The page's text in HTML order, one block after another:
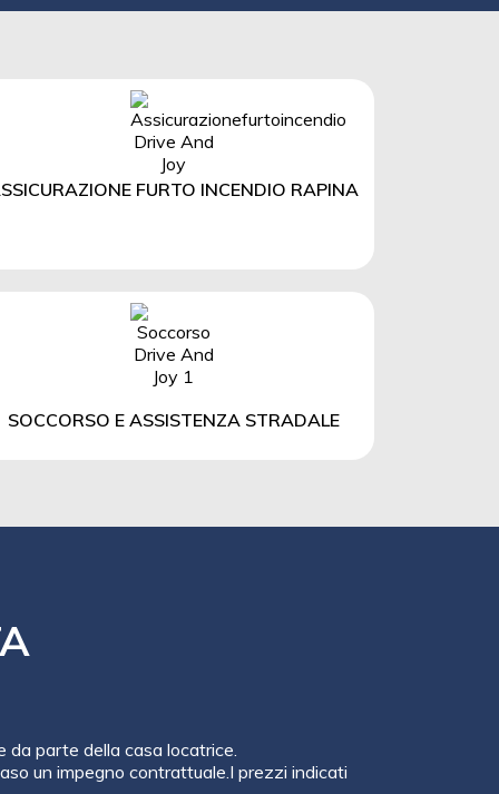
FURTO INCENDIO RAPINA
SOCCORSO E ASSISTENZA STRADALE
da parte della casa locatrice.
un impegno contrattuale.I prezzi indicati